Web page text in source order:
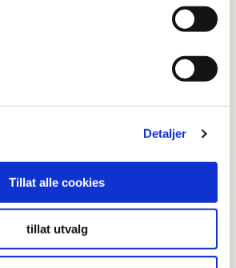
Detaljer
Tillat alle cookies
tillat utvalg